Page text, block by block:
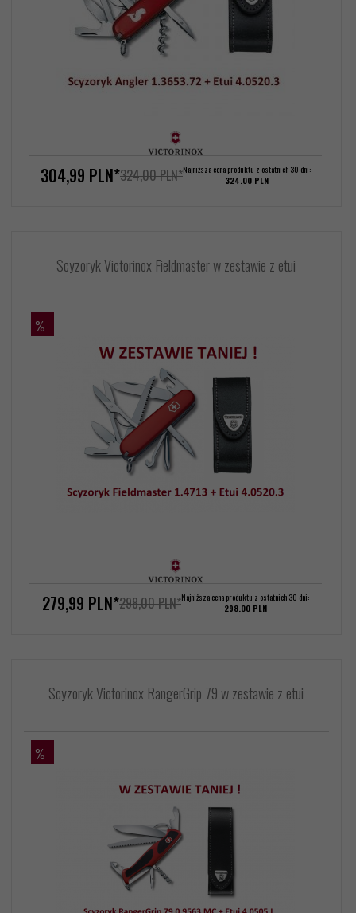
304,99 PLN*324,00 PLN*Najniższa cena produktu z ostatnich 30 dni:
324.00 PLN
Scyzoryk Victorinox Fieldmaster w zestawie z etui
%
279,99 PLN*298,00 PLN*Najniższa cena produktu z ostatnich 30 dni:
298.00 PLN
Scyzoryk Victorinox RangerGrip 79 w zestawie z etui
%